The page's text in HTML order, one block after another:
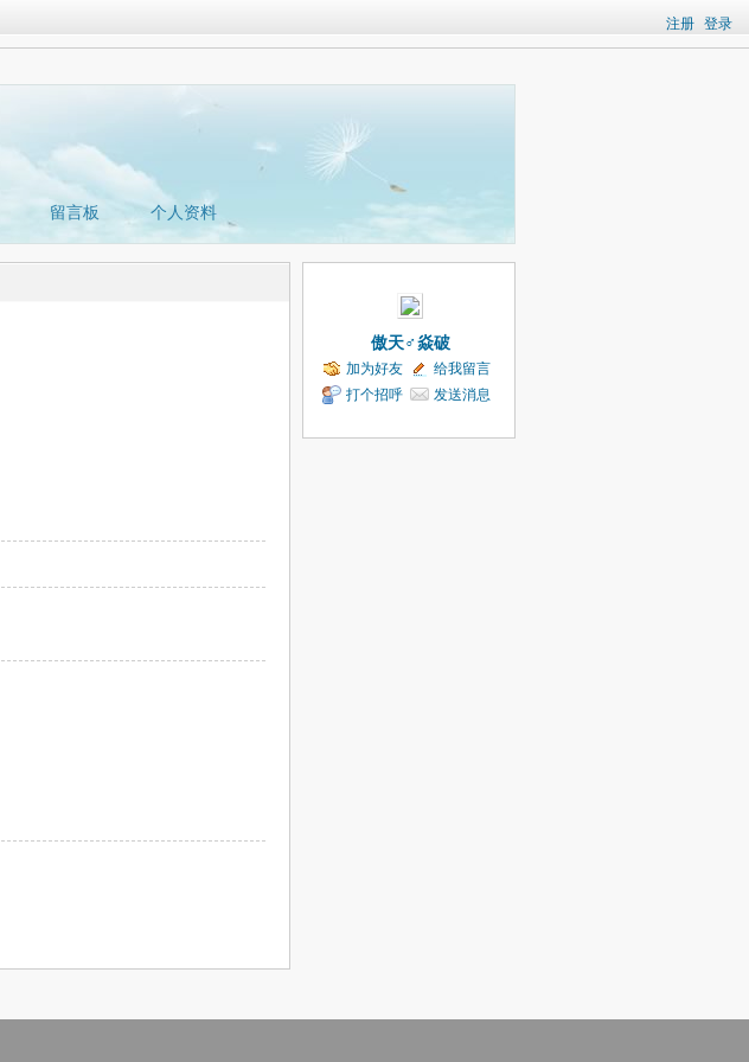
注册 登录
留言板 个人资料
傲天♂焱破
加为好友
给我留言
打个招呼
发送消息